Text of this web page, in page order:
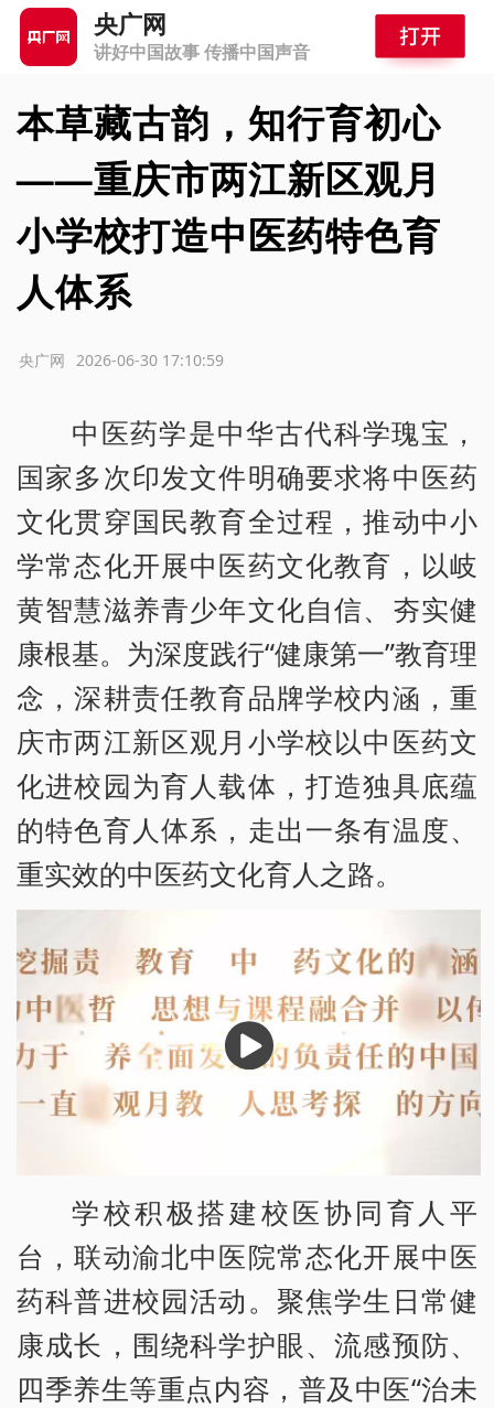
央广网
讲好中国故事 传播中国声音
本草藏古韵，知行育初心
——重庆市两江新区观月
小学校打造中医药特色育
人体系
2026-06-30 17:10:59
央广网
中医药学是中华古代科学瑰宝，
国家多次印发文件明确要求将中医药
文化贯穿国民教育全过程，推动中小
学常态化开展中医药文化教育，以岐
黄智慧滋养青少年文化自信、夯实健
康根基。为深度践行“健康第一”教育理
念，深耕责任教育品牌学校内涵，重
庆市两江新区观月小学校以中医药文
化进校园为育人载体，打造独具底蕴
的特色育人体系，走出一条有温度、
重实效的中医药文化育人之路。
播
放
学校积极搭建校医协同育人平
台，联动渝北中医院常态化开展中医
药科普进校园活动。聚焦学生日常健
康成长，围绕科学护眼、流感预防、
四季养生等重点内容，普及中医“治未